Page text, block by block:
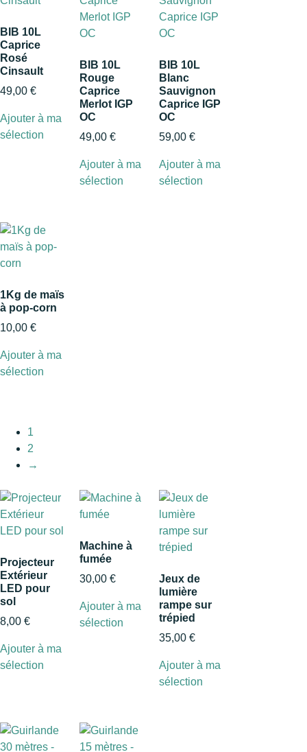
BIB 10L
Caprice
Rosé
Cinsault
49,00 €
Ajouter à ma
sélection
BIB 10L
Rouge
Caprice
Merlot IGP
OC
49,00 €
Ajouter à ma
sélection
BIB 10L
Blanc
Sauvignon
Caprice IGP
OC
59,00 €
Ajouter à ma
sélection
1Kg de maïs
à pop-corn
10,00 €
Ajouter à ma
sélection
1
2
→
Projecteur
Extérieur
LED pour
sol
8,00 €
Ajouter à ma
sélection
Machine à
fumée
30,00 €
Ajouter à ma
sélection
Jeux de
lumière
rampe sur
trépied
35,00 €
Ajouter à ma
sélection